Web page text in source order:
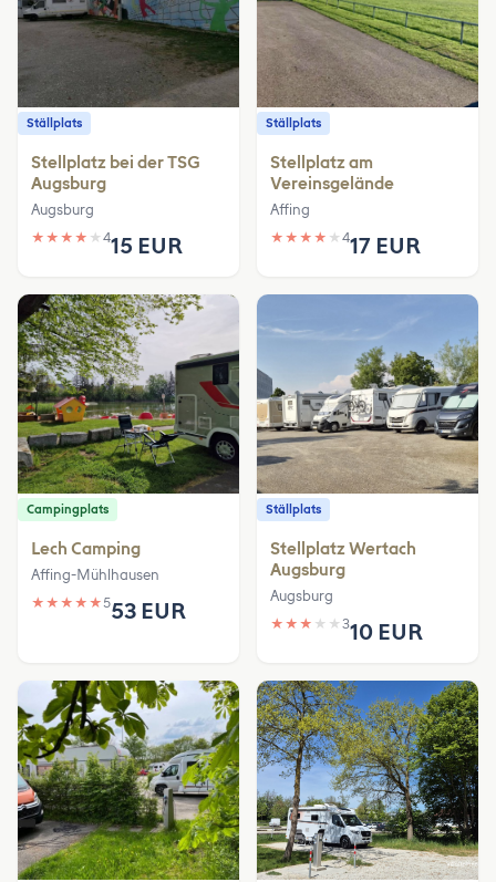
Ställplats
Stellplatz bei der TSG
Augsburg
Augsburg
★ ★ ★ ★ ★ 415 EUR
Ställplats
Stellplatz am
Vereinsgelände
Affing
★ ★ ★ ★ ★ 417 EUR
Campingplats
Lech Camping
Affing-Mühlhausen
★ ★ ★ ★ ★553 EUR
Ställplats
Stellplatz Wertach
Augsburg
Augsburg
★ ★ ★ ★ ★ 310 EUR